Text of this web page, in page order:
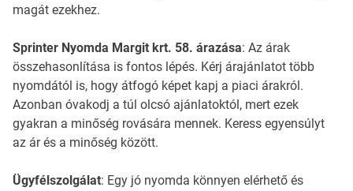
magát ezekhez.
Sprinter Nyomda Margit krt. 58. árazása: Az árak
összehasonlítása is fontos lépés. Kérj árajánlatot több
nyomdától is, hogy átfogó képet kapj a piaci árakról.
Azonban óvakodj a túl olcsó ajánlatoktól, mert ezek
gyakran a minőség rovására mennek. Keress egyensúlyt
az ár és a minőség között.
Ügyfélszolgálat: Egy jó nyomda könnyen elérhető és